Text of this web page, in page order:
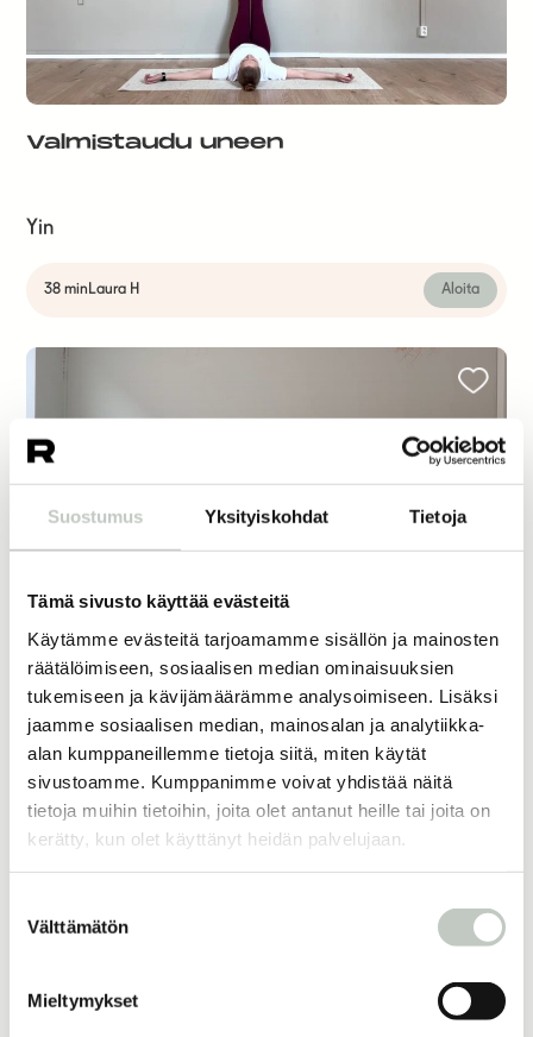
Suostumus Yksityiskohdat Tietoja
Tämä sivusto käyttää evästeitä
Käytämme evästeitä tarjoamamme sisällön ja mainosten
räätälöimiseen, sosiaalisen median ominaisuuksien
tukemiseen ja kävijämäärämme analysoimiseen. Lisäksi
jaamme sosiaalisen median, mainosalan ja analytiikka-
alan kumppaneillemme tietoja siitä, miten käytät
sivustoamme. Kumppanimme voivat yhdistää näitä
tietoja muihin tietoihin, joita olet antanut heille tai joita on
kerätty, kun olet käyttänyt heidän palvelujaan.
valinta
Välttämätön
Mieltymykset
Valmistaudu uneen
Yin
38 min Laura H Aloita
Kehon aktivaatio
Hatha
40 min Inka Aloita